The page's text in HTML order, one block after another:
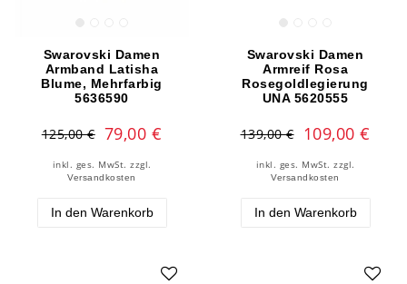
Swarovski Damen
Armband Latisha
Blume, Mehrfarbig
5636590
125,00 € 79,00 €
inkl. ges. MwSt. zzgl.
Versandkosten
In den Warenkorb
Swarovski Damen
Armreif Rosa
Rosegoldlegierung
UNA 5620555
139,00 € 109,00 €
inkl. ges. MwSt. zzgl.
Versandkosten
In den Warenkorb